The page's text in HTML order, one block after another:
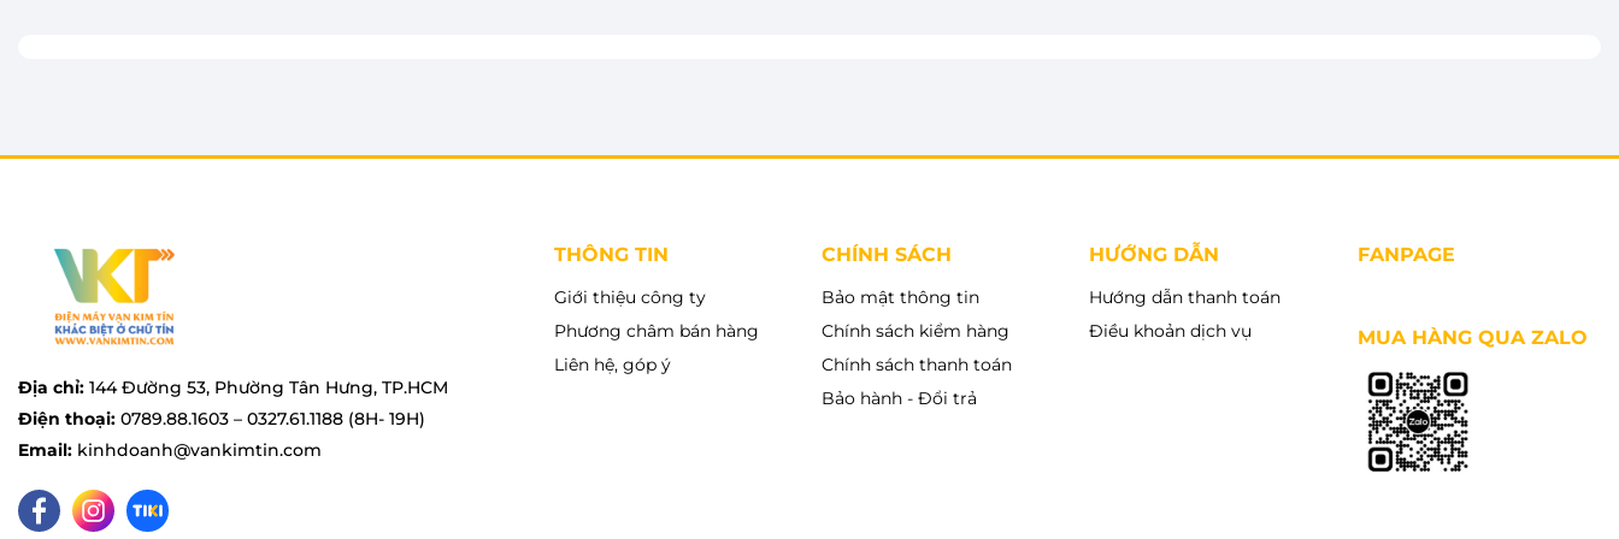
Địa chỉ: 144 Đường 53, Phường Tân Hưng, TP.HCM
Điện thoại: 0789.88.1603 – 0327.61.1188 (8H- 19H)
Email: kinhdoanh@vankimtin.com
THÔNG TIN
Giới thiệu công ty
Phương châm bán hàng
Liên hệ, góp ý
CHÍNH SÁCH
Bảo mật thông tin
Chính sách kiểm hàng
Chính sách thanh toán
Bảo hành - Đổi trả
HƯỚNG DẪN
Hướng dẫn thanh toán
Điều khoản dịch vụ
FANPAGE
MUA HÀNG QUA ZALO